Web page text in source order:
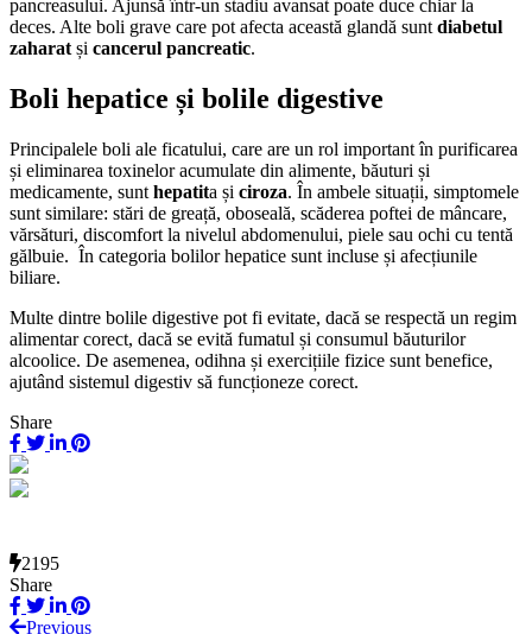
pancreasului. Ajunsă într-un stadiu avansat poate duce chiar la
deces. Alte boli grave care pot afecta această glandă sunt diabetul
zaharat și cancerul pancreatic.
Boli hepatice și bolile digestive
Principalele boli ale ficatului, care are un rol important în purificarea
și eliminarea toxinelor acumulate din alimente, băuturi și
medicamente, sunt hepatita și ciroza. În ambele situații, simptomele
sunt similare: stări de greață, oboseală, scăderea poftei de mâncare,
vărsături, discomfort la nivelul abdomenului, piele sau ochi cu tentă
gălbuie. În categoria bolilor hepatice sunt incluse și afecțiunile
biliare.
Multe dintre bolile digestive pot fi evitate, dacă se respectă un regim
alimentar corect, dacă se evită fumatul și consumul băuturilor
alcoolice. De asemenea, odihna și exercițiile fizice sunt benefice,
ajutând sistemul digestiv să funcționeze corect.
Share
2195
Share
Previous